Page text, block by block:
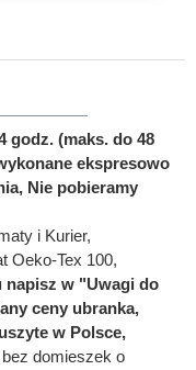
godz. (maks. do 48
ekspresowo
Nie pobieramy
i Kurier,
Oeko-Tex 100,
napisz w "Uwagi do
ceny ubranka,
w Polsce,
domieszek o